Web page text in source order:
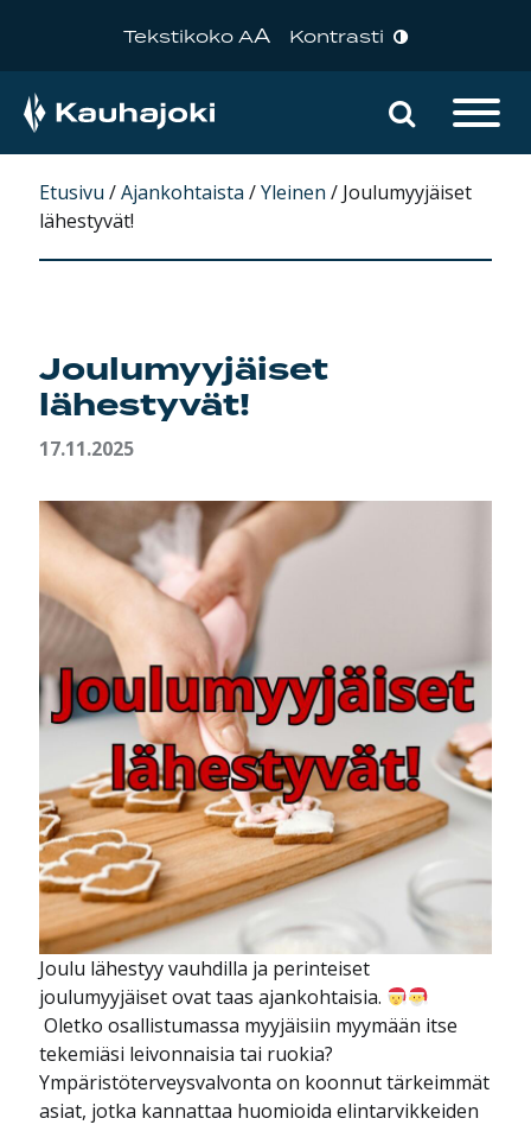
Tekstikoko AA Kontrasti
Päävalikko Hae
Etusivu /Ajankohtaista /Yleinen / Joulumyyjäiset
lähestyvät!
Joulumyyjäiset
lähestyvät!
17.11.2025
Joulu lähestyy vauhdilla ja perinteiset
joulumyyjäiset ovat taas ajankohtaisia.
Oletko osallistumassa myyjäisiin myymään itse
tekemiäsi leivonnaisia tai ruokia?
Ympäristöterveysvalvonta on koonnut tärkeimmät
asiat, jotka kannattaa huomioida elintarvikkeiden